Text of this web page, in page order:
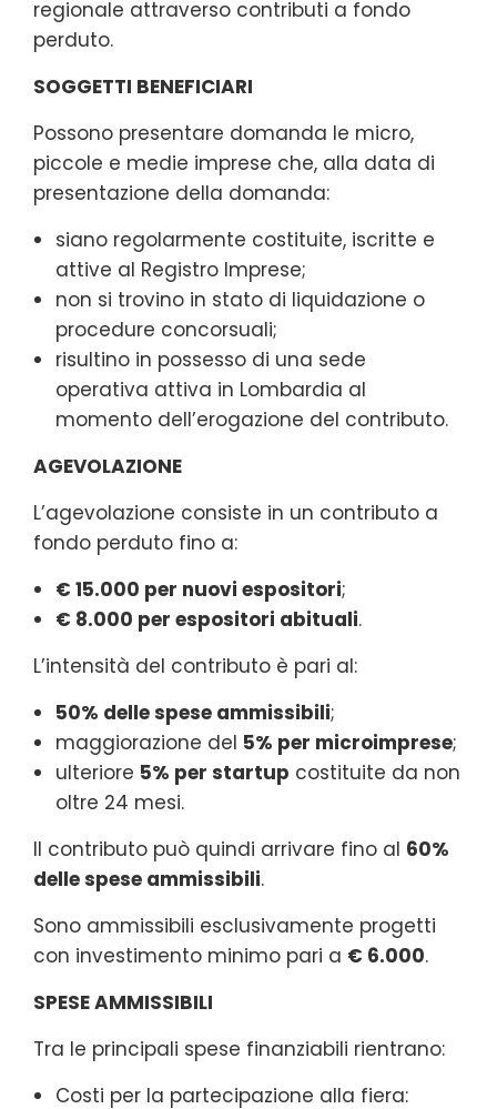
regionale attraverso contributi a fondo
perduto.
SOGGETTI BENEFICIARI
Possono presentare domanda le micro,
piccole e medie imprese che, alla data di
presentazione della domanda:
siano regolarmente costituite, iscritte e
attive al Registro Imprese;
non si trovino in stato di liquidazione o
procedure concorsuali;
risultino in possesso di una sede
operativa attiva in Lombardia al
momento dell’erogazione del contributo.
AGEVOLAZIONE
L’agevolazione consiste in un contributo a
fondo perduto fino a:
€ 15.000 per nuovi espositori;
€ 8.000 per espositori abituali.
L’intensità del contributo è pari al:
50% delle spese ammissibili;
maggiorazione del 5% per microimprese;
ulteriore 5% per startup costituite da non
oltre 24 mesi.
Il contributo può quindi arrivare fino al 60%
delle spese ammissibili.
Sono ammissibili esclusivamente progetti
con investimento minimo pari a € 6.000.
SPESE AMMISSIBILI
Tra le principali spese finanziabili rientrano:
Costi per la partecipazione alla fiera: